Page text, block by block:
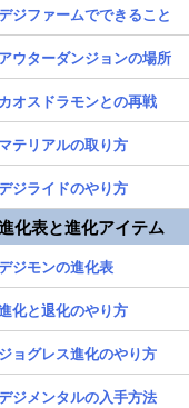
ジファームでできること
アウターダンジョンの場所
カオスドラモンとの再戦
マテリアルの取り方
ジライドのやり方
化表と進化アイテム
ジモンの進化表
化と退化のやり方
ジョグレス進化のやり方
ジメンタルの入手方法